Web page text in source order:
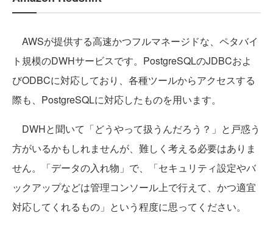
AWSが提供する高速かつフルマネージドな、ペタバイ
ト規模のDWHサービスです。PostgreSQLのJDBCおよ
びODBCに対応しており、各種ツールからアクセスする
際も、PostgreSQLに対応したものを用います。
DWHと聞いて「どうやって扱うんだろう？」と戸惑う
方がいるかもしれませんが、難しく考える必要はありま
せん。「データの入れ物」で、「セキュリティ設定やバ
ックアップなどは管理コンソール上で行えて、かつ適宜
対応してくれるもの」という程度に思ってください。